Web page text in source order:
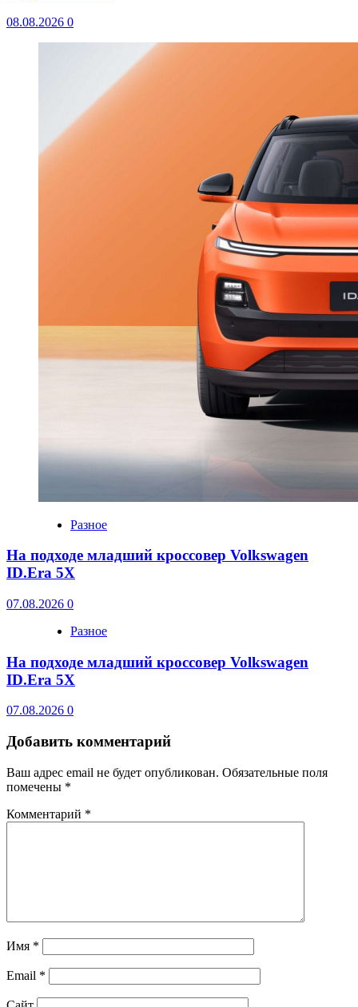
08.08.2026 0
Разное
На подходе младший кроссовер Volkswagen
ID.Era 5X
07.08.2026 0
Разное
На подходе младший кроссовер Volkswagen
ID.Era 5X
07.08.2026 0
Добавить комментарий
Ваш адрес email не будет опубликован. Обязательные поля
помечены *
Комментарий *
Имя *
Email *